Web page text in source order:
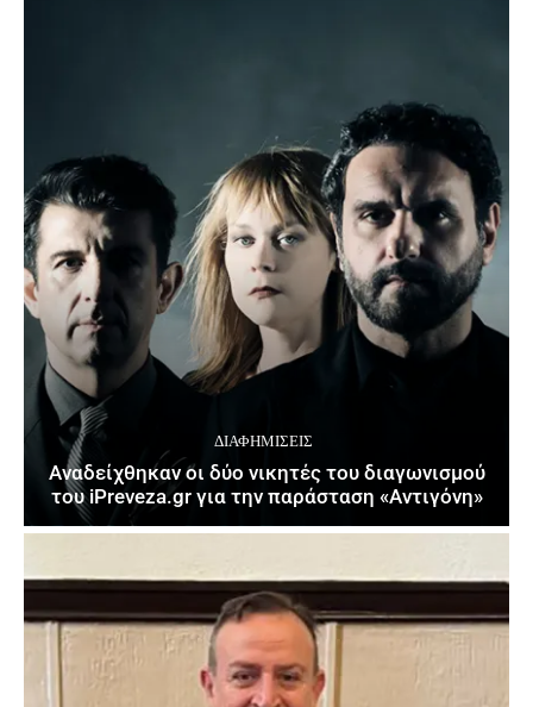
ΔΙΑΦΗΜΊΣΕΙΣ
Αναδείχθηκαν οι δύο νικητές του διαγωνισμού
του iPreveza.gr για την παράσταση «Αντιγόνη»